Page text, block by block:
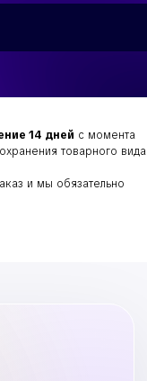
14 дней с момента
товарного вида
и мы обязательно